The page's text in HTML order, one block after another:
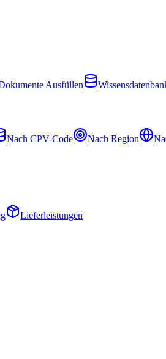
Ausfüllen
Nach CPV-Code Nach Region
Lieferleistungen